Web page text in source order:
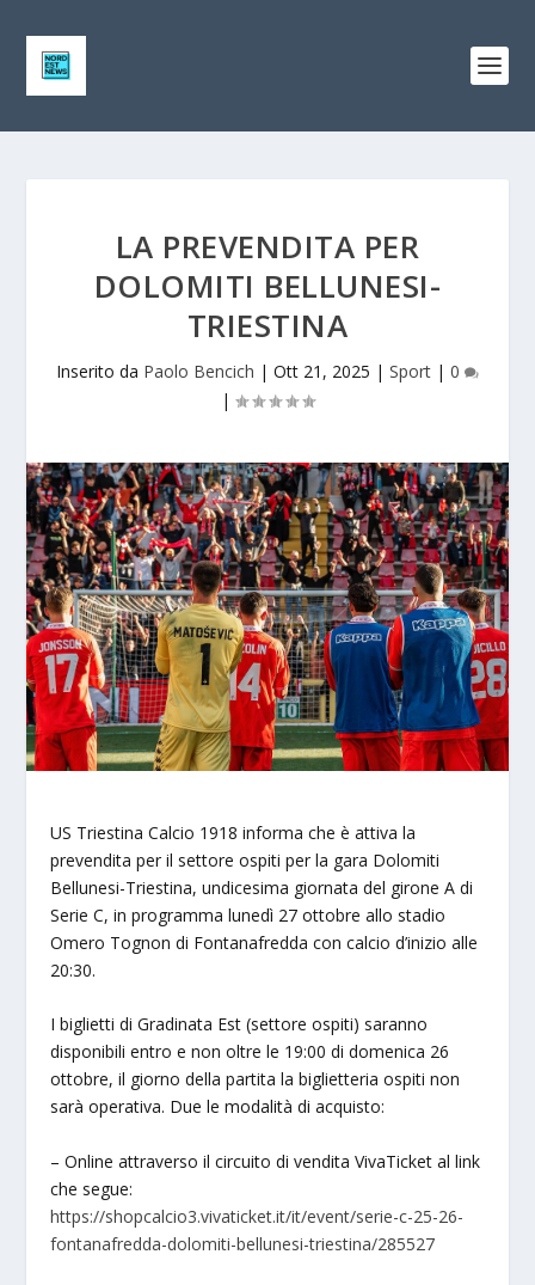
LA PREVENDITA PER
DOLOMITI BELLUNESI-
TRIESTINA
Inserito da Paolo Bencich | Ott 21, 2025 | Sport | 0
|
US Triestina Calcio 1918 informa che è attiva la
prevendita per il settore ospiti per la gara Dolomiti
Bellunesi-Triestina, undicesima giornata del girone A di
Serie C, in programma lunedì 27 ottobre allo stadio
Omero Tognon di Fontanafredda con calcio d’inizio alle
20:30.
I biglietti di Gradinata Est (settore ospiti) saranno
disponibili entro e non oltre le 19:00 di domenica 26
ottobre, il giorno della partita la biglietteria ospiti non
sarà operativa. Due le modalità di acquisto:
– Online attraverso il circuito di vendita VivaTicket al link
che segue:
https://shopcalcio3.vivaticket.it/it/event/serie-c-25-26-
fontanafredda-dolomiti-bellunesi-triestina/285527